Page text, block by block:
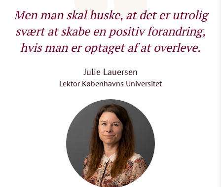
Men man skal huske, at det er utrolig
svært at skabe en positiv forandring,
hvis man er optaget af at overleve.
Julie Lauersen
Lektor Københavns Universitet